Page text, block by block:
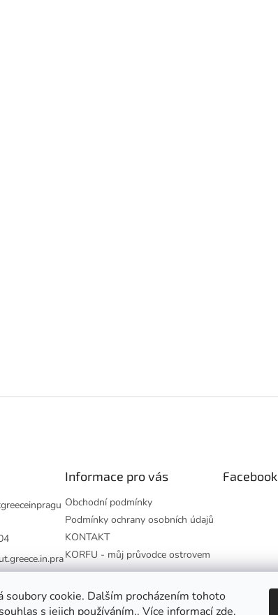
soubory cookie. Dalším procházením tohoto
s jejich používáním.. Více informacízde.
Informace pro vás
Obchodní podmínky
Podmínky ochrany osobních údajů
KONTAKT
KORFU - můj průvodce ostrovem
Facebook